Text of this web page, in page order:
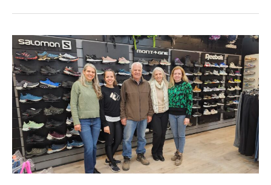
Los
Aise,
una
familia
resiliente